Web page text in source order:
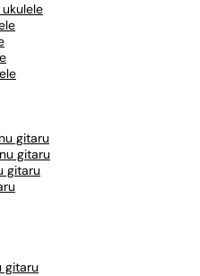
gitaru
gitaru
gitaru
gitaru